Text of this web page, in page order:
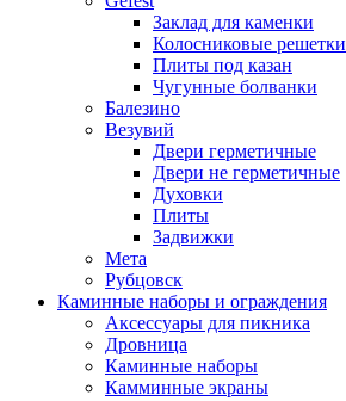
Заклад для каменки
Колосниковые решетки
Плиты под казан
Чугунные болванки
Балезино
Везувий
Двери герметичные
Двери не герметичные
Духовки
Плиты
Задвижки
Мета
Рубцовск
Каминные наборы и ограждения
Аксессуары для пикника
Дровница
Каминные наборы
Камминные экраны